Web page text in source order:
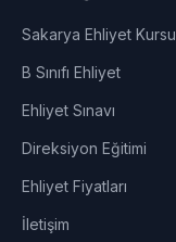
Sakarya Ehliyet Kursu
B Sınıfı Ehliyet
Ehliyet Sınavı
Direksiyon Eğitimi
Ehliyet Fiyatları
İletişim